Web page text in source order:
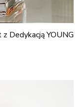
Dedykacją YOUNG